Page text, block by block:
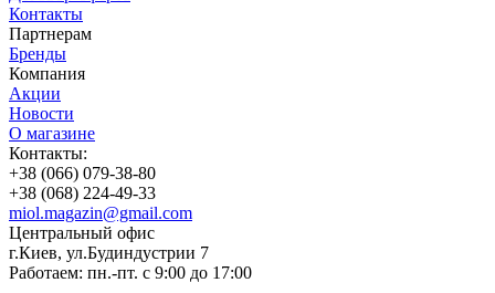
Контакты
Партнерам
Бренды
Компания
Акции
Новости
О магазине
Контакты:
+38 (066) 079-38-80
+38 (068) 224-49-33
miol.magazin@gmail.com
Центральный офис
г.Киев, ул.Будиндустрии 7
Работаем: пн.-пт. с 9:00 до 17:00